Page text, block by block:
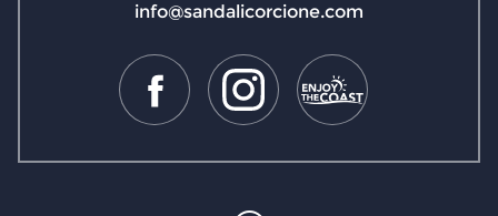
info@sandalicorcione.com